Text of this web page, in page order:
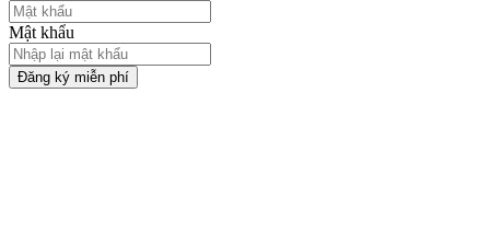
Mật khẩu
Đăng ký miễn phí